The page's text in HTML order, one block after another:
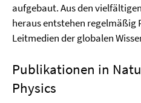
aufgebaut. Aus den
heraus entstehen regelmäßig
Leitmedien der globalen
Publikationen in
Physics